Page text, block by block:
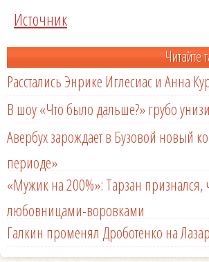
Источник
Читайте
Расстались Энрике Иглесиас и Анна
В шоу «Что было дальше?» грубо
Авербух зарождает в Бузовой новый
периоде»
«Мужик на 200%»: Тарзан признался,
любовницами-воровками
Галкин променял Дроботенко на